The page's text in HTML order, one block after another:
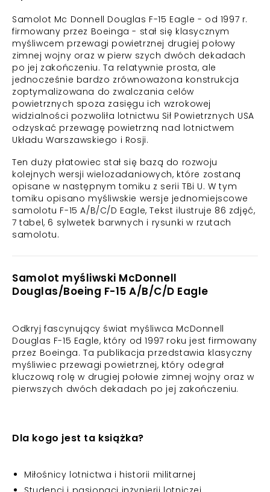
Samolot Mc Donnell Douglas F-15 Eagle - od 1997 r.
firmowany przez Boeinga - stał się klasycznym
myśliwcem przewagi powietrznej drugiej połowy
zimnej wojny oraz w pierw szych dwóch dekadach
po jej zakończeniu. Ta relatywnie prosta, ale
jednocześnie bardzo zrównoważona konstrukcja
zoptymalizowana do zwalczania celów
powietrznych spoza zasięgu ich wzrokowej
widzialności pozwoliła lotnictwu Sił Powietrznych USA
odzyskać przewagę powietrzną nad lotnictwem
Układu Warszawskiego i Rosji.
Ten duży płatowiec stał się bazą do rozwoju
kolejnych wersji wielozadaniowych, które zostaną
opisane w następnym tomiku z serii TBi U. W tym
tomiku opisano myśliwskie wersje jednomiejscowe
samolotu F-15 A/B/C/D Eagle, Tekst ilustruje 86 zdjęć,
7 tabel, 6 sylwetek barwnych i rysunki w rzutach
samolotu.
Samolot myśliwski McDonnell
Douglas/Boeing F-15 A/B/C/D Eagle
Odkryj fascynujący świat myśliwca McDonnell
Douglas F-15 Eagle, który od 1997 roku jest firmowany
przez Boeinga. Ta publikacja przedstawia klasyczny
myśliwiec przewagi powietrznej, który odegrał
kluczową rolę w drugiej połowie zimnej wojny oraz w
pierwszych dwóch dekadach po jej zakończeniu.
Dla kogo jest ta książka?
Miłośnicy lotnictwa i historii militarnej